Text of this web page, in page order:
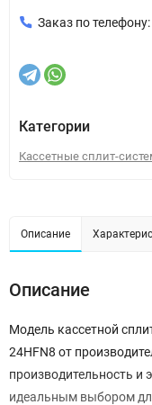
Заказ по телефону:
Категории
Кассетные сплит-
Описание
Описание
Модель кассетной
24HFN8 от
производительность и
идеальным выбором